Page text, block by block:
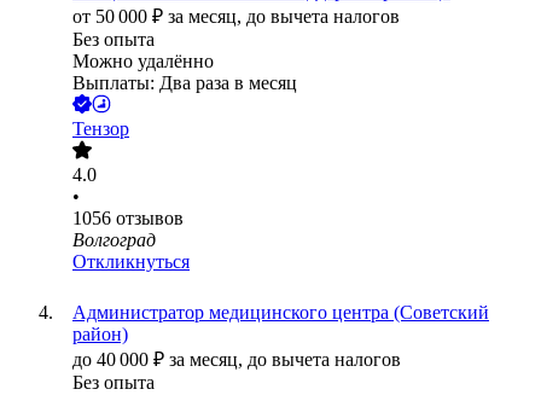
от 50 000 ₽ за месяц, до вычета налогов
Без опыта
Можно удалённо
Выплаты: Два раза в месяц
Тензор
4.0
•
1056 отзывов
Волгоград
Откликнуться
Администратор медицинского центра (Советский
район)
до 40 000 ₽ за месяц, до вычета налогов
Без опыта